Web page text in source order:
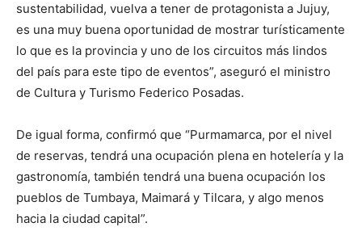
sustentabilidad, vuelva a tener de protagonista a Jujuy,
es una muy buena oportunidad de mostrar turísticamente
lo que es la provincia y uno de los circuitos más lindos
del país para este tipo de eventos”, aseguró el ministro
de Cultura y Turismo Federico Posadas.
De igual forma, confirmó que “Purmamarca, por el nivel
de reservas, tendrá una ocupación plena en hotelería y la
gastronomía, también tendrá una buena ocupación los
pueblos de Tumbaya, Maimará y Tilcara, y algo menos
hacia la ciudad capital”.